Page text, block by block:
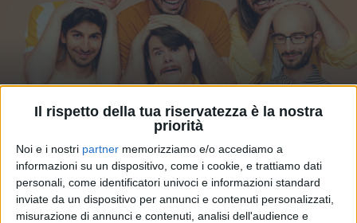
Il rispetto della tua riservatezza è la nostra
priorità
Noi e i nostri partner memorizziamo e/o accediamo a
informazioni su un dispositivo, come i cookie, e trattiamo dati
personali, come identificatori univoci e informazioni standard
inviate da un dispositivo per annunci e contenuti personalizzati,
misurazione di annunci e contenuti, analisi dell'audience e
FAKE NEWS 21 ago 2022
I Pinguini Tattici Nucleari si sciolgono?
Assolutamente no!